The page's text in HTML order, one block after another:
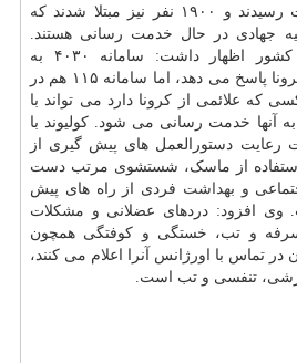
به بیماری کرونا به شهادت رسیدند و ۱۹۰۰ نفر نیز مبتلا شدند که
جهادی در حال خدمت رسانی هستند.
اورژانس کشور اظهار داشت: سامانه ۴۰۳۰ به
پرسش های افراد درباره کرونا پاسخ می دهد، اما سامانه ۱۱۵ هم در
علائمی از کرونا دارد می تواند با
آنها خدمت رسانی می شود. کولیوند با
رعایت دستورالعمل های پیش گیری از
استفاده از ماسک، شستشوی مرتب دست
و بهداشت فردی از راه های پیش
وی افزود: دردهای عضلانی و مشکلات
و تب، خستگی و کوفتگی همچون
در تماس با اورژانس آنرا اعلام می کنند،
تنفسی و تب است.